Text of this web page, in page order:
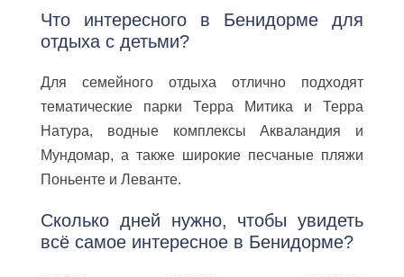
Что интересного в Бенидорме для
отдыха с детьми?
Для семейного отдыха отлично подходят
тематические парки Терра Митика и Терра
Натура, водные комплексы Акваландия и
Мундомар, а также широкие песчаные пляжи
Поньенте и Леванте.
Сколько дней нужно, чтобы увидеть
всё самое интересное в Бенидорме?